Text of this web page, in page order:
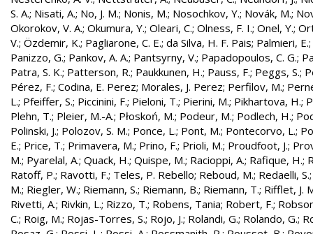
S. A.; Nisati, A.; No, J. M.; Nonis, M.; Nosochkov, Y.; Novák, M.;
Okorokov, V. A.; Okumura, Y.; Oleari, C.; Olness, F. I.; Onel, Y.;
V.; Özdemir, K.; Pagliarone, C. E.; da Silva, H. F. Pais; Palmieri, E.;
Panizzo, G.; Pankov, A. A.; Pantsyrny, V.; Papadopoulos, C. G.;
Patra, S. K.; Patterson, R.; Paukkunen, H.; Pauss, F.; Peggs, S.;
Pérez, F.; Codina, E. Perez; Morales, J. Perez; Perfilov, M.;
L.; Pfeiffer, S.; Piccinini, F.; Pieloni, T.; Pierini, M.; Pikhartova, H.;
Plehn, T.; Pleier, M.-A.; Płoskoń, M.; Podeur, M.; Podlech, H.;
Polinski, J.; Polozov, S. M.; Ponce, L.; Pont, M.; Pontecorvo, L.;
E.; Price, T.; Primavera, M.; Prino, F.; Prioli, M.; Proudfoot, J.;
M.; Pyarelal, A.; Quack, H.; Quispe, M.; Racioppi, A.; Rafique, H.;
Ratoff, P.; Ravotti, F.; Teles, P. Rebello; Reboud, M.; Redaelli, S.
M.; Riegler, W.; Riemann, S.; Riemann, B.; Riemann, T.; Rifflet, J.
Rivetti, A.; Rivkin, L.; Rizzo, T.; Robens, Tania; Robert, F.;
C.; Roig, M.; Rojas-Torres, S.; Rojo, J.; Rolandi, G.; Rolando, G.;